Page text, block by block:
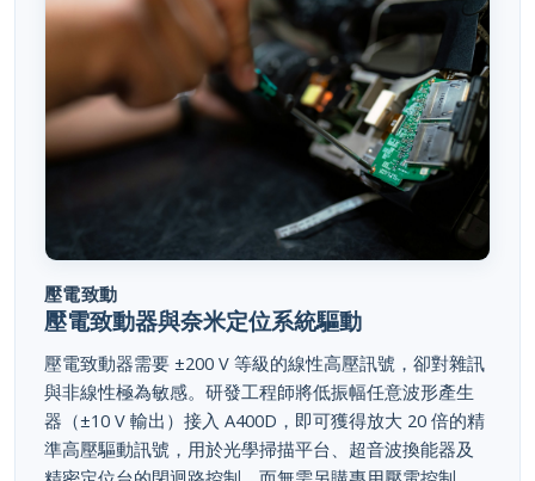
壓電致動
壓電致動器與奈米定位系統驅動
壓電致動器需要 ±200 V 等級的線性高壓訊號，卻對雜訊
與非線性極為敏感。研發工程師將低振幅任意波形產生
器（±10 V 輸出）接入 A400D，即可獲得放大 20 倍的精
準高壓驅動訊號，用於光學掃描平台、超音波換能器及